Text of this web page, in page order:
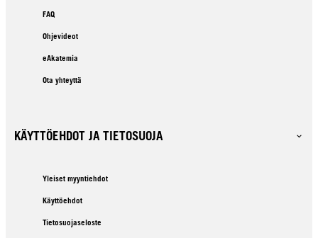
FAQ
Ohjevideot
eAkatemia
Ota yhteyttä
KÄYTTÖEHDOT JA TIETOSUOJA
Yleiset myyntiehdot
Käyttöehdot
Tietosuojaseloste